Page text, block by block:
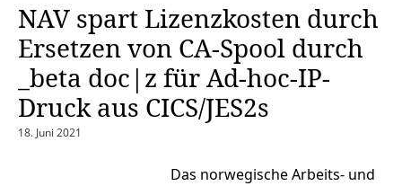
NAV spart Lizenzkosten durch
Ersetzen von CA-Spool durch
_beta doc|z für Ad-hoc-IP-
Druck aus CICS/JES2s
18. Juni 2021
Das norwegische Arbeits- und